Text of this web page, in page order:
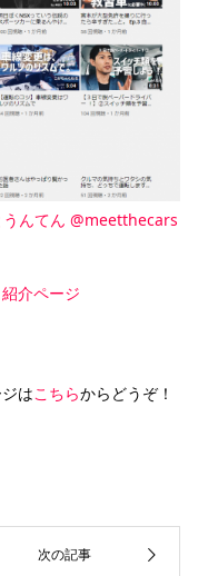
んてん @meetthecars
介ページ
はこちらからどうぞ！